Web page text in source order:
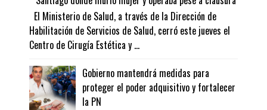
El Ministerio de Salud, a través de la Dirección de
Habilitación de Servicios de Salud, cerró este jueves el
Centro de Cirugía Estética y ...
Gobierno mantendrá medidas para
proteger el poder adquisitivo y fortalecer
la PN